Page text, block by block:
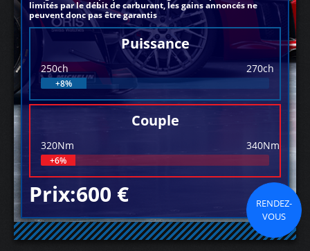
limités par le débit de carburant, les gains annoncés ne
peuvent donc pas être garantis
Puissance
250ch 270ch
+8%
Couple
320Nm 340Nm
+6%
Prix:600 €
RENDEZ-
VOUS